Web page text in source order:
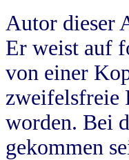
Autor dieser
Er weist auf
von einer
zweifelsfreie
worden. Bei
gekommen